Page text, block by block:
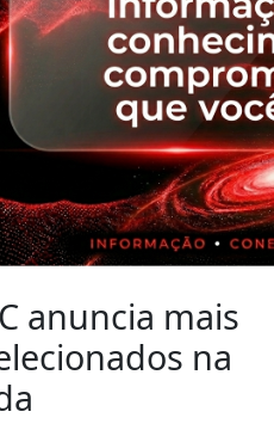
anuncia mais
na